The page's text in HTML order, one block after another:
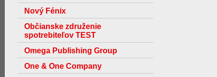
Nový Fénix
Občianske združenie
spotrebiteľov TEST
Omega Publishing Group
One & One Company